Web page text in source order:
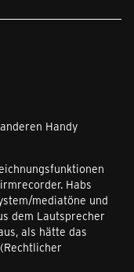
Handy
Habs
mediatöne und
dem Lautsprecher
als hätte das